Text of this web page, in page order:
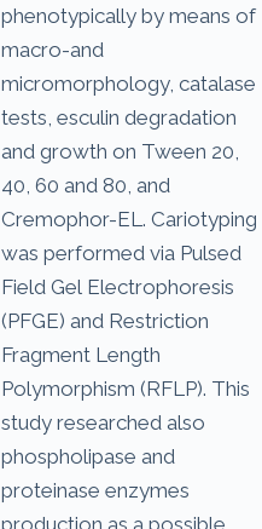
phenotypically by means of
macro-and
micromorphology, catalase
tests, esculin degradation
and growth on Tween 20,
40, 60 and 80, and
Cremophor-EL. Cariotyping
was performed via Pulsed
Field Gel Electrophoresis
(PFGE) and Restriction
Fragment Length
Polymorphism (RFLP). This
study researched also
phospholipase and
proteinase enzymes
production as a possible